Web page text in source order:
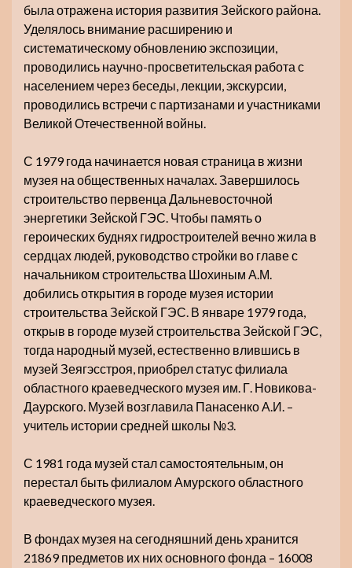
была отражена история развития Зейского района.
Уделялось внимание расширению и
систематическому обновлению экспозиции,
проводились научно-просветительская работа с
населением через беседы, лекции, экскурсии,
проводились встречи с партизанами и участниками
Великой Отечественной войны.
С 1979 года начинается новая страница в жизни
музея на общественных началах. Завершилось
строительство первенца Дальневосточной
энергетики Зейской ГЭС. Чтобы память о
героических буднях гидростроителей вечно жила в
сердцах людей, руководство стройки во главе с
начальником строительства Шохиным А.М.
добились открытия в городе музея истории
строительства Зейской ГЭС. В январе 1979 года,
открыв в городе музей строительства Зейской ГЭС,
тогда народный музей, естественно влившись в
музей Зеягэсстроя, приобрел статус филиала
областного краеведческого музея им. Г. Новикова-
Даурского. Музей возглавила Панасенко А.И. –
учитель истории средней школы №3.
С 1981 года музей стал самостоятельным, он
перестал быть филиалом Амурского областного
краеведческого музея.
В фондах музея на сегодняшний день хранится
21869 предметов их них основного фонда – 16008